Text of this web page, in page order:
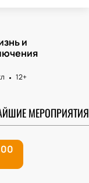
и
12+
МЕРОПРИЯТИЯ